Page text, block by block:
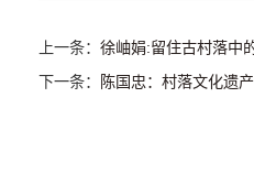
上一条：徐岫娟:留住古村落中
下一条：
陈国忠：村落文化遗